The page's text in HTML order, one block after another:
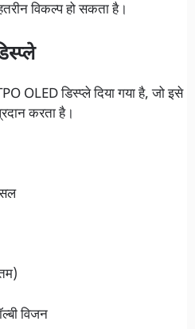
विकल्प हो सकता है।
OLED डिस्प्ले दिया गया है, जो इसे
करता है।
विजन